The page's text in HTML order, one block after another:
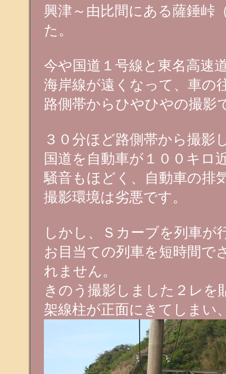
興津～由比間にある薩錘峠
た。
今や国道１号線と東名高速
海岸線が遠くなって、車の
路側帯からひやひやの撮影
３０分ほど路側帯から撮影
国道を自動車が１００キロ
騒音もほどく、自動車の排
撮影環境は劣悪です。
しかし、Ｓカーブを列車が
お目当ての列車を短時間で
れません。
きのう撮影しました２レを
架線柱が正面にきてしまい